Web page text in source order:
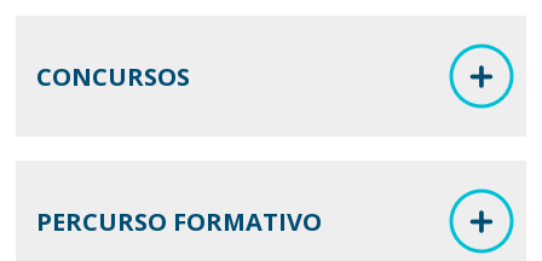
CONCURSOS
PERCURSO FORMATIVO